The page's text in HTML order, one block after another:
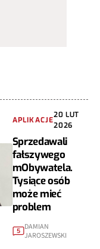
APLIKACJE
20 LUT
2026
Sprzedawali
fałszywego
mObywatela.
Tysiące osób
może mieć
problem
5
DAMIAN
JAROSZEWSKI